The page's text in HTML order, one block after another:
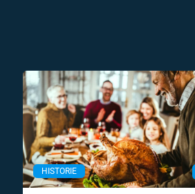
HISTORIE